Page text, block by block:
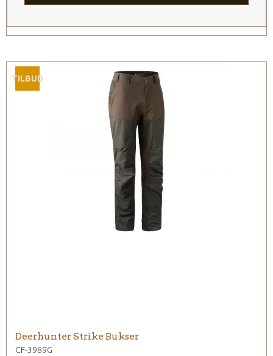
TILBUD
Deerhunter Strike Bukser
CF-3989G